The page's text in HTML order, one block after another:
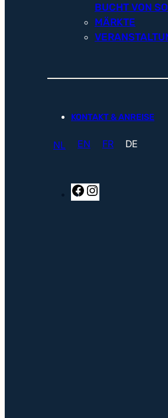
BUCHT VON
MÄRKTE
KONTAKT & ANREISE
NL EN FR DE
F
a
n